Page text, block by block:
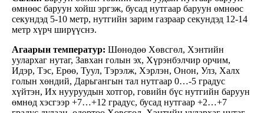
өмнөөс баруун хойш эргэж, бусад нутгаар баруун өмнөөс
секундэд 5-10 метр, нутгийн зарим газраар секундэд 12-14
метр хүрч ширүүснэ.
Агаарын температур: Шөнөдөө Хөвсгөл, Хэнтийн
уулархаг нутаг, Завхан голын эх, Хүрэнбэлчир орчим,
Идэр, Тэс, Ерөө, Туул, Тэрэлж, Хэрлэн, Онон, Улз, Халх
голын хөндий, Дарьгангын тал нутгаар 0…-5 градус
хүйтэн, Их нууруудын хотгор, говийн бүс нутгийн баруун
өмнөд хэсгээр +7…+12 градус, бусад нутгаар +2…+7